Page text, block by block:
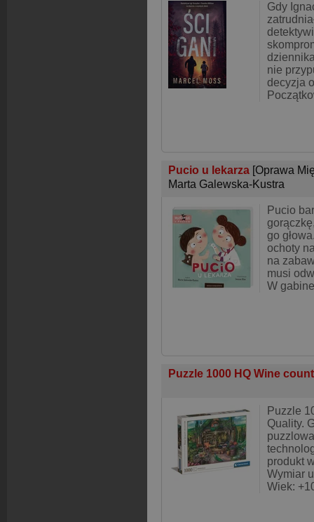
Gdy
nie
decyzja
Pucio u lekarza [Oprawa
Marta Galewska-Kustra
Pucio
go
ochoty
na
musi
W
Puzzle 1000 HQ Wine
Puzzle
Quality.
produkt
Wymiar
Wiek: